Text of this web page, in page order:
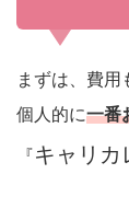
まずは、費用
個人的に一番
『キャリカ